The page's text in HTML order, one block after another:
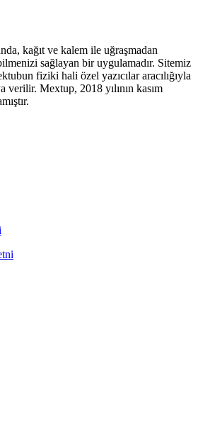
kağıt ve kalem ile uğraşmadan
sağlayan bir uygulamadır. Sitemiz
fiziki hali özel yazıcılar aracılığıyla
verilir. Mextup, 2018 yılının kasım